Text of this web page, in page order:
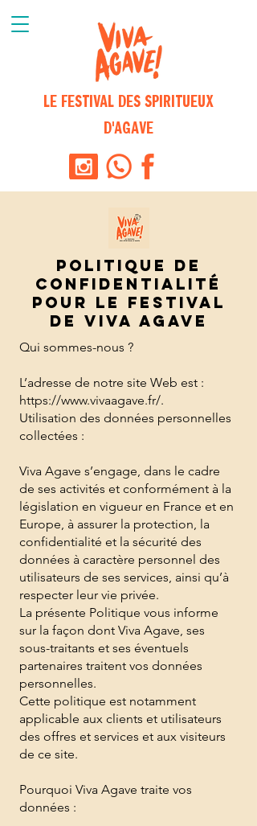
LE FESTIVAL DES SPIRITUEUX
D'AGAVE
Politique de
confidentialité
pour le Festival
de viva agave
Qui sommes-nous ?
L’adresse de notre site Web est :
https://www.vivaagave.fr/.
Utilisation des données personnelles
collectées :
Viva Agave s’engage, dans le cadre
de ses activités et conformément à la
législation en vigueur en France et en
Europe, à assurer la protection, la
confidentialité et la sécurité des
données à caractère personnel des
utilisateurs de ses services, ainsi qu’à
respecter leur vie privée.
La présente Politique vous informe
sur la façon dont Viva Agave, ses
sous-traitants et ses éventuels
partenaires traitent vos données
personnelles.
Cette politique est notamment
applicable aux clients et utilisateurs
des offres et services et aux visiteurs
de ce site.
Pourquoi Viva Agave traite vos
données :